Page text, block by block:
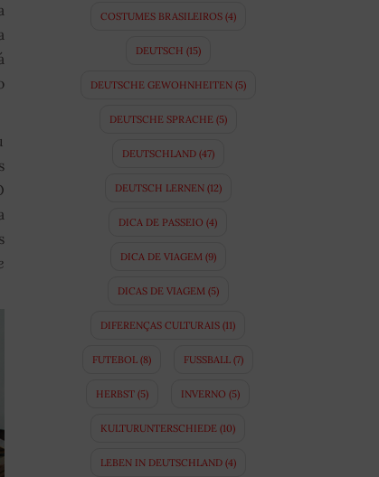
COSTUMES BRASILEIROS(4)
DEUTSCH (15)
DEUTSCHE GEWOHNHEITEN(5)
DEUTSCHE SPRACHE(5)
DEUTSCHLAND(47)
DEUTSCH LERNEN(12)
DICA DE PASSEIO (4)
DICA DE VIAGEM(9)
DICAS DE VIAGEM(5)
DIFERENÇAS CULTURAIS (11)
FUTEBOL (8) FUSSBALL (7)
HERBST (5) INVERNO (5)
KULTURUNTERSCHIEDE (10)
LEBEN IN DEUTSCHLAND(4)